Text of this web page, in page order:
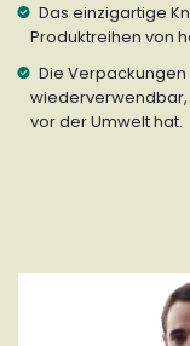
Das einzigartige
Produktreihen von
Die
vor der Umwelt hat.